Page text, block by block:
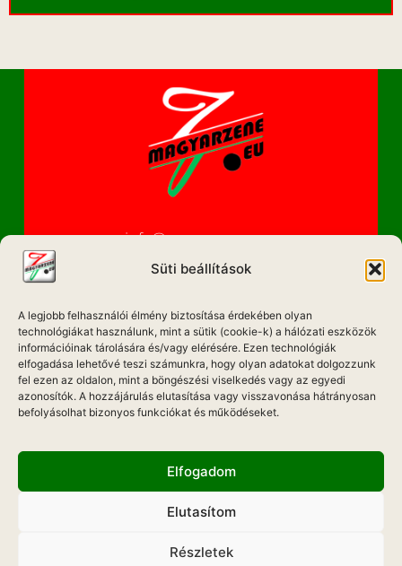
Süti beállítások
A legjobb felhasználói élmény biztosítása érdekében olyan
technológiákat használunk, mint a sütik (cookie-k) a hálózati eszközök
információinak tárolására és/vagy elérésére. Ezen technológiák
elfogadása lehetővé teszi számunkra, hogy olyan adatokat dolgozzunk
fel ezen az oldalon, mint a böngészési viselkedés vagy az egyedi
azonosítók. A hozzájárulás elutasítása vagy visszavonása hátrányosan
befolyásolhat bizonyos funkciókat és működéseket.
Elfogadom
Elutasítom
Részletek
info@magyarzene.eu
IMPRESSZUM
ETIKAI KÓDEX
MÉDIA AJÁNLAT
ADATKEZELÉSI NYILATKOZAT
Hadd Szóljon!
Weboldal Készítés: ONMEDIAWEB